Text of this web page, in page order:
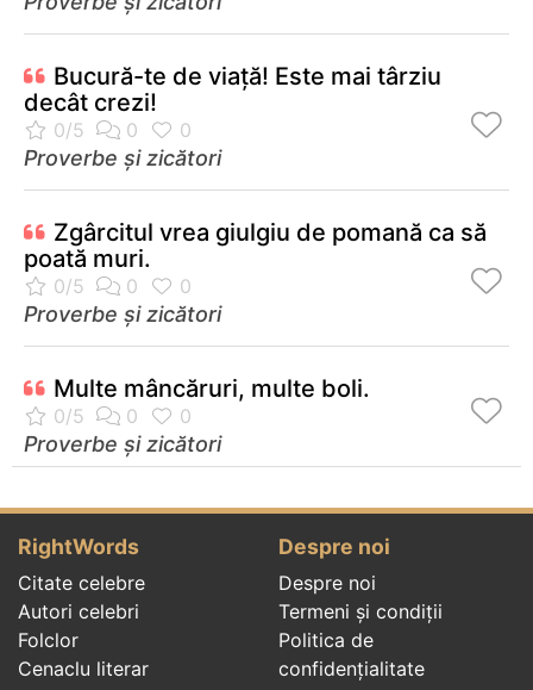
Bucură-te de viaţă! Este mai târziu
decât crezi!
Proverbe și zicători
Zgârcitul vrea giulgiu de pomană ca să
poată muri.
Proverbe și zicători
Multe mâncăruri, multe boli.
Proverbe și zicători
RightWords
Citate celebre
Autori celebri
Folclor
Cenaclu literar
Despre noi
Despre noi
Termeni și condiții
Politica de
confidenţialitate